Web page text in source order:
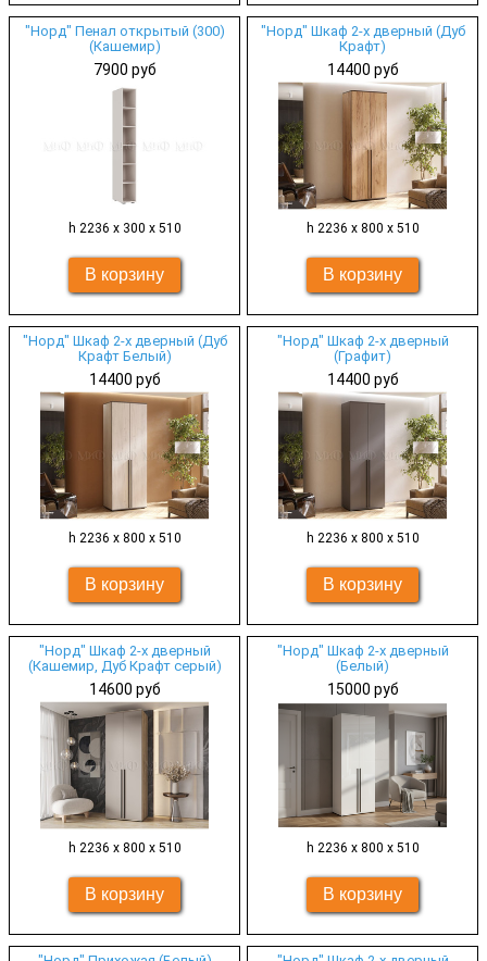
"Норд" Пенал открытый (300)
(Кашемир)
7900 руб
h 2236 х 300 х 510
"Норд" Шкаф 2-х дверный (Дуб
Крафт)
14400 руб
h 2236 х 800 х 510
"Норд" Шкаф 2-х дверный (Дуб
Крафт Белый)
14400 руб
h 2236 х 800 х 510
"Норд" Шкаф 2-х дверный
(Графит)
14400 руб
h 2236 х 800 х 510
"Норд" Шкаф 2-х дверный
(Кашемир, Дуб Крафт серый)
14600 руб
h 2236 х 800 х 510
"Норд" Шкаф 2-х дверный
(Белый)
15000 руб
h 2236 х 800 х 510